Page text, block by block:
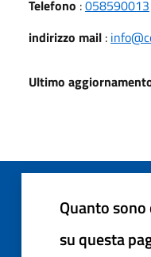
Telefono :058590013
indirizzo mail :
Ultimo
Quanto
su questa